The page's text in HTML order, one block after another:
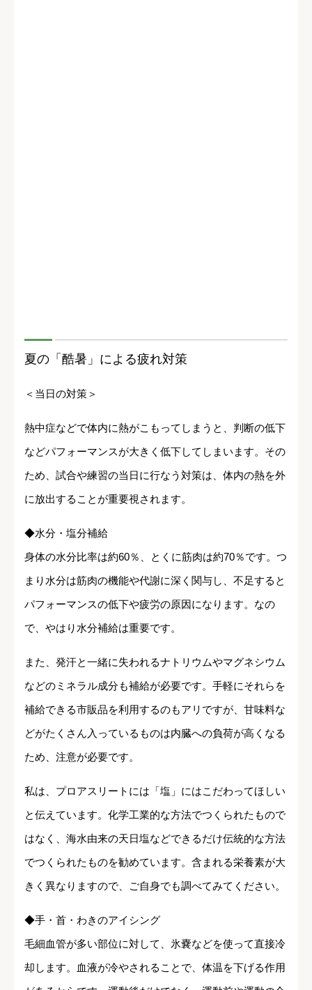
夏の「酷暑」による疲れ対策
＜当日の対策＞
熱中症などで体内に熱がこもってしまうと、判断の低下
などパフォーマンスが大きく低下してしまいます。その
ため、試合や練習の当日に行なう対策は、体内の熱を外
に放出することが重要視されます。
◆水分・塩分補給
身体の水分比率は約60％、とくに筋肉は約70％です。つ
まり水分は筋肉の機能や代謝に深く関与し、不足すると
パフォーマンスの低下や疲労の原因になります。なの
で、やはり水分補給は重要です。
また、発汗と一緒に失われるナトリウムやマグネシウム
などのミネラル成分も補給が必要です。手軽にそれらを
補給できる市販品を利用するのもアリですが、甘味料な
どがたくさん入っているものは内臓への負荷が高くなる
ため、注意が必要です。
私は、プロアスリートには「塩」にはこだわってほしい
と伝えています。化学工業的な方法でつくられたもので
はなく、海水由来の天日塩などできるだけ伝統的な方法
でつくられたものを勧めています。含まれる栄養素が大
きく異なりますので、ご自身でも調べてみてください。
◆手・首・わきのアイシング
毛細血管が多い部位に対して、氷嚢などを使って直接冷
却します。血液が冷やされることで、体温を下げる作用